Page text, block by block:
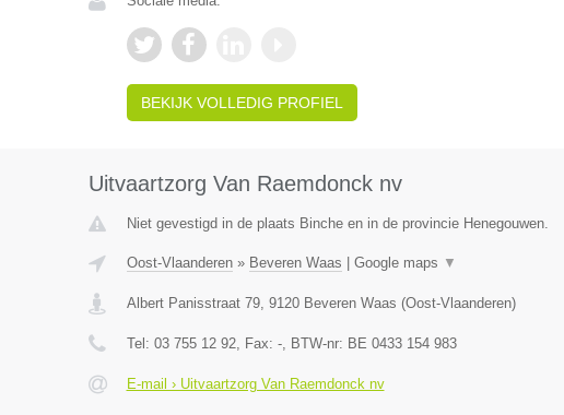
BEKIJK VOLLEDIG PROFIEL
Uitvaartzorg Van Raemdonck nv
Niet gevestigd in de plaats Binche en in de provincie Henegouwen.
Oost-Vlaanderen» Beveren Waas Google maps ▼
Albert Panisstraat 79, 9120 Beveren Waas (Oost-Vlaanderen)
Tel: 03 755 12 92, Fax: -, BTW-nr: BE 0433 154 983
E-mail › Uitvaartzorg Van Raemdonck nv